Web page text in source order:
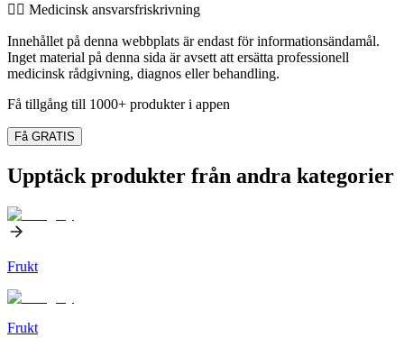
👨‍⚕️️ Medicinsk ansvarsfriskrivning
Innehållet på denna webbplats är endast för informationsändamål.
Inget material på denna sida är avsett att ersätta professionell
medicinsk rådgivning, diagnos eller behandling.
Få tillgång till 1000+ produkter i appen
Få GRATIS
Upptäck produkter från andra kategorier
Frukt
Frukt